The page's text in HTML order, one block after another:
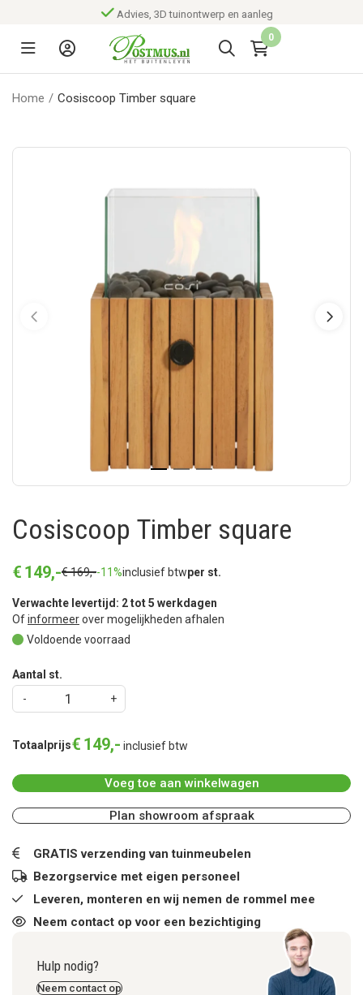
Advies, 3D tuinontwerp en aanleg
0
Home / Cosiscoop Timber square
Cosiscoop Timber square
€ 149,-€169,--11%inclusief btwper st.
Verwachte levertijd: 2 tot 5 werkdagen
Ofinformeerover mogelijkheden afhalen
Voldoende voorraad
Aantal st.
Totaalprijs€ 149,- inclusief btw
Voeg toe aan winkelwagen
Plan showroom afspraak
GRATIS verzending van tuinmeubelen
Bezorgservice met eigen personeel
Leveren, monteren en wij nemen de rommel mee
Neem contact op voor een bezichtiging
Hulp nodig?
Neem contact op